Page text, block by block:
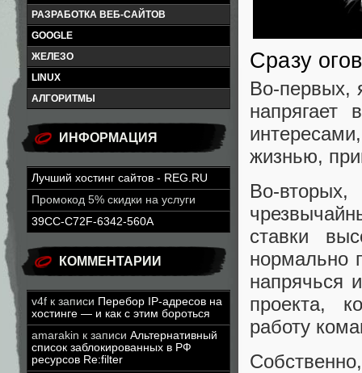
РАЗРАБОТКА ВЕБ-САЙТОВ
GOOGLE
ЖЕЛЕЗО
LINUX
АЛГОРИТМЫ
ИНФОРМАЦИЯ
Лучший хостинг сайтов - REG.RU
Промокод 5% скидки на услуги
39CC-C72F-6342-560A
КОММЕНТАРИИ
v4f к записи Перебор IP-адресов на
хостинге — и как с этим бороться
amarakin к записи Альтернативный
список заблокированных в РФ
ресурсов Re:filter
Сразу
Во-первых,
напрягает
жизнью,
Во-
ставки
нормально
напрячься
проекта,
работу